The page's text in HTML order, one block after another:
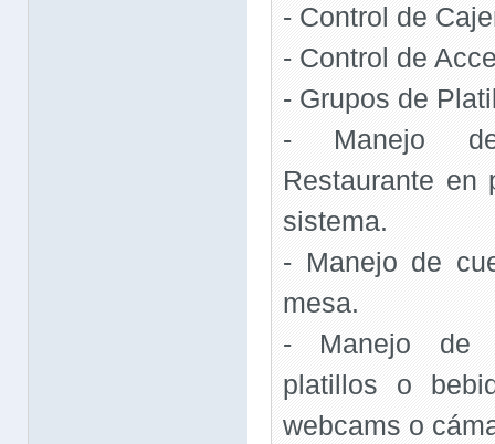
- Control de
- Control de
- Grupos de
- Manejo
Restaurante en
sistema.
- Manejo de
mesa.
- Manejo de
platillos o
webcams o